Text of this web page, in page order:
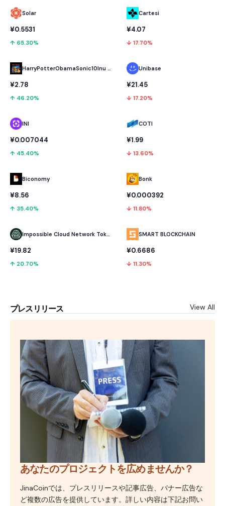
Solar
¥0.5531
↑ 65.30%
HarryPotterObamaSonic10Inu (ETH)
¥2.78
↑ 46.20%
INI
¥0.007044
↑ 45.40%
Biconomy
¥8.56
↑ 35.40%
Impossible Cloud Network Token
¥19.82
↑ 20.70%
Cartesi
¥4.07
↓ 17.70%
Unibase
¥21.45
↓ 17.20%
COTI
¥1.99
↓ 13.60%
Bonk
¥0.000392
↓ 11.80%
SMART BLOCKCHAIN
¥0.6686
↓ 11.30%
プレスリリース View All
あなたのプロジェクトを広めませんか？
JinaCoinでは、プレスリリースや記事広告、バナー広告な
ど複数の広告を提供しています。詳しい内容は下記お問い